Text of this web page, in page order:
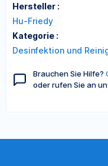
Hersteller :
Hu-Friedy
Kategorie :
Desinfektion und
Brauchen Sie Hilfe?
oder rufen Sie an